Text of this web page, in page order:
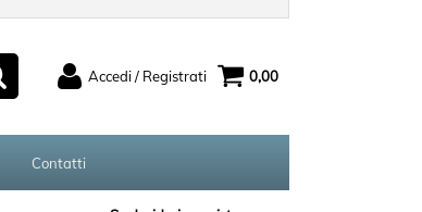
Accedi / Registrati
Se non sei ancora registrato sul
nostro sito clicca sul pulsante
"Registrati"
0,00
Contatti